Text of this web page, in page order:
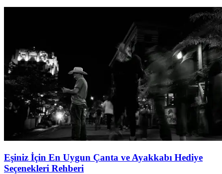
Eşiniz İçin En Uygun Çanta ve Ayakkabı Hediye
Seçenekleri Rehberi